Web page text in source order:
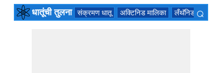
धातूंची तुलना संक्रमण धातू अक्टिनिड मालिका लँथॅनिड मालिका
⌕